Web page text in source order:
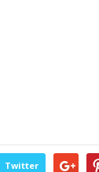
Twitter